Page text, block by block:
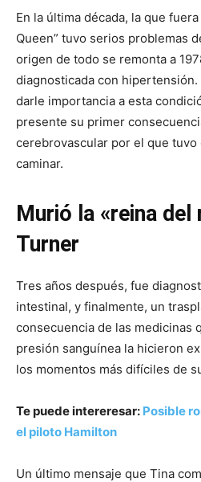
En la última década, la que
Queen” tuvo serios problemas
origen de todo se remonta a
diagnosticada con
darle importancia a esta
presente su primer
cerebrovascular por el que
caminar.
Murió la «reina del
Turner
Tres años después, fue
intestinal, y finalmente, un
consecuencia de las medicinas
presión sanguínea la hicieron
los momentos más difíciles de
Te puede intereresar: Posible
el piloto Hamilton
Un último mensaje que Tina